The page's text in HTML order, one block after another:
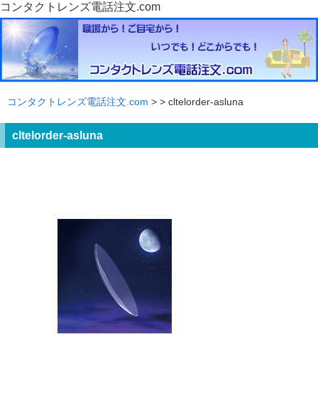
コンタクトレンズ電話注文.com
コンタクトレンズ電話注文.com > > cltelorder-asluna
cltelorder-asluna